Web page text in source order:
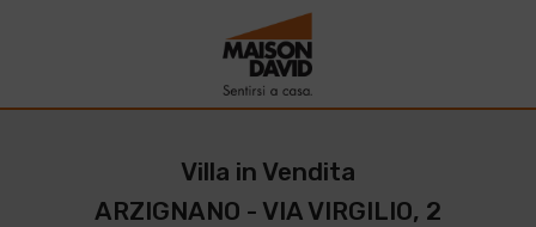
Villa in Vendita
ARZIGNANO - VIA VIRGILIO, 2